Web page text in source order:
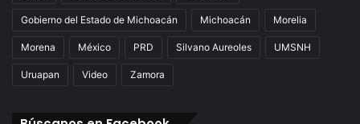
Gobierno del Estado de Michoacán Michoacán Morelia
Morena México PRD Silvano Aureoles UMSNH
Uruapan Video Zamora